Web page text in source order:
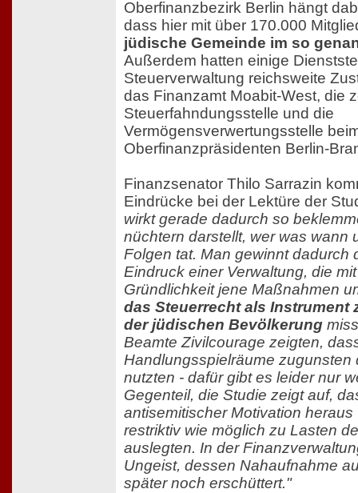
Oberfinanzbezirk Berlin hängt
dass hier mit über 170.000
jüdische Gemeinde im so
Außerdem hatten einige
Steuerverwaltung reichsweite
das Finanzamt Moabit-West, die
Steuerfahndungsstelle und die
Vermögensverwertungsstelle
Oberfinanzpräsidenten Berlin-
Finanzsenator Thilo Sarrazin
Eindrücke bei der Lektüre der
wirkt gerade dadurch so
nüchtern darstellt, wer was wann
Folgen tat. Man gewinnt dadurch
Eindruck einer Verwaltung, die
Gründlichkeit jene Maßnahmen
das Steuerrecht als Instrument
der jüdischen Bevölkerung
Beamte Zivilcourage zeigten,
Handlungsspielräume zugunsten
nutzten - dafür gibt es leider nur
Gegenteil, die Studie zeigt auf,
antisemitischer Motivation heraus
restriktiv wie möglich zu Lasten
auslegten. In der
Ungeist, dessen Nahaufnahme
später noch erschüttert."